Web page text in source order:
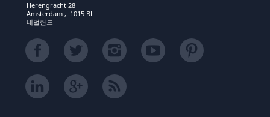
Herengracht 28
Amsterdam , 1015 BL
네덜란드